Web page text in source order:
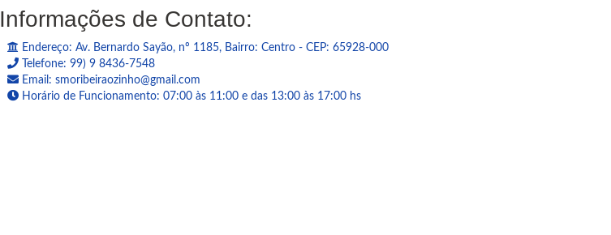
Informações de Contato:
Endereço: Av. Bernardo Sayão, nº 1185, Bairro: Centro - CEP: 65928-000
Telefone: 99) 9 8436-7548
Email: smoribeiraozinho@gmail.com
Horário de Funcionamento: 07:00 às 11:00 e das 13:00 às 17:00 hs